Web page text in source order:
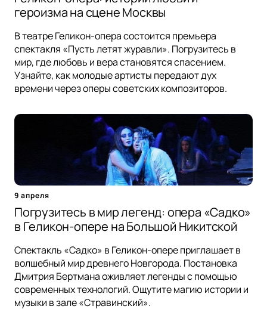
героизма на сцене Москвы
В театре Геликон-опера состоится премьера
спектакля «Пусть летят журавли». Погрузитесь в
мир, где любовь и вера становятся спасением.
Узнайте, как молодые артисты передают дух
времени через оперы советских композиторов.
9 апреля
Погрузитесь в мир легенд: опера «Садко»
в Геликон-опере на Большой Никитской
Спектакль «Садко» в Геликон-опере приглашает в
волшебный мир древнего Новгорода. Постановка
Дмитрия Бертмана оживляет легенды с помощью
современных технологий. Ощутите магию истории и
музыки в зале «Стравинский».